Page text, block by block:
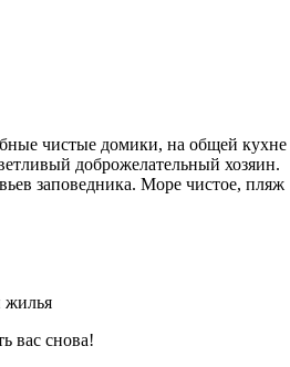
чистые домики, на общей кухне
доброжелательный хозяин.
заповедника. Море чистое, пляж
жилья
вас снова!